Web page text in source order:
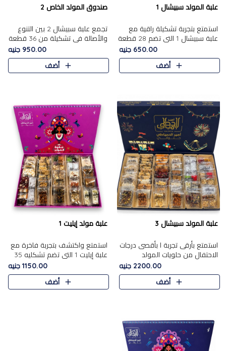
علبة المولد سبيشال 1
استمتع بتجربة تشكيلة راقية مع
علبة سبيشال 1 التي تضم 28 قطعة
من تشكيلة مختارة بعناية من أفخر
حلويات المولد المصرية الأصلية
الشرقية. تحتوي ال..
650.00 جنيه
أضف
صندوق المولد الخاص 2
تجمع علبة سبيشال 2 بين التنوع
والأصالة في تشكيلة من 36 قطعة
تضم أشهر حلويات المولد الشرقية.
تحتوي العلبة على الجزرية بالفول،
والجزرية بالبن..
950.00 جنيه
أضف
علبة المولد سبيشال 3
استمتع بأرقى تجربة ا بأقصى درجات
الاحتفال من حلويات المولد
المصريه الأصيلة مع هذه الفخامة
مع علبة سبيشال 3 التي تضم 56
قطعة من تشكيلة استثن..
2200.00 جنيه
أضف
علبة مولد إيليت 1
استمتع واكتشف بتجربة فاخرة مع
علبة إيليت 1 التي تضم تشكليه 35
قطعة من أرقى حلويات المولد
المصري الأصيلة ,معروضة بشكل
جميل في علبة أنيقة ، في..
1150.00 جنيه
أضف